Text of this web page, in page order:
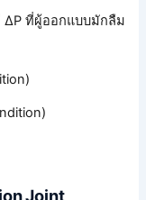
ΔP ที่ผู้ออกแบบมักลืม
Joint